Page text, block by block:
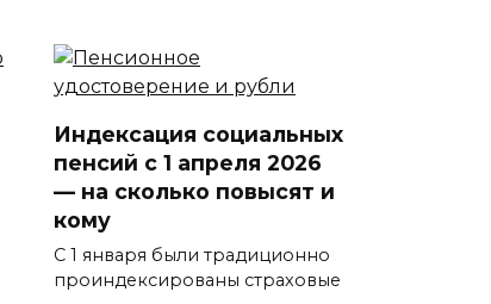
Индексация социальных
пенсий с 1 апреля 2026
— на сколько повысят и
кому
С 1 января были традиционно
проиндексированы страховые